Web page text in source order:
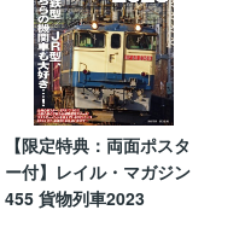
【限定特典：両面ポスタ
ー付】レイル・マガジン
455 貨物列車2023